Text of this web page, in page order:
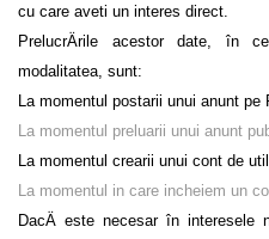
cu care aveti un interes direct.
PrelucrÄrile acestor date, în
modalitatea, sunt:
La momentul postarii unui anunt
La momentul preluarii unui anunt
La momentul crearii unui cont de
La momentul in care incheiem un
DacÄ este necesar în